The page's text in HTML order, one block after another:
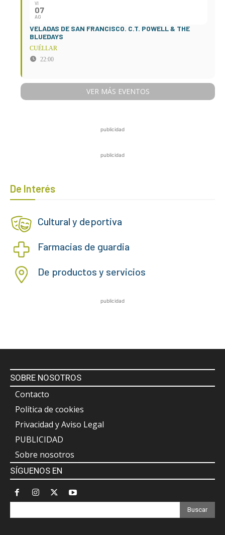
VI
07
AG
VELADAS DE SAN FRANCISCO. C.T. POWELL & THE
BLUEDAYS
CUÉLLAR
22:00
VER MÁS EVENTOS
publicidad
publicidad
De Interés
Cultural y deportiva
Farmacias de guardia
De productos y servicios
publicidad
SOBRE NOSOTROS
Contacto
Política de cookies
Privacidad y Aviso Legal
PUBLICIDAD
Sobre nosotros
SÍGUENOS EN
Buscar